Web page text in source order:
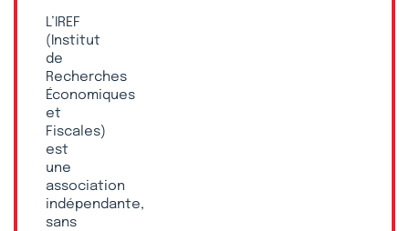
L’IREF
(Institut
de
Recherches
Économiques
et
Fiscales)
est
une
association
indépendante,
sans